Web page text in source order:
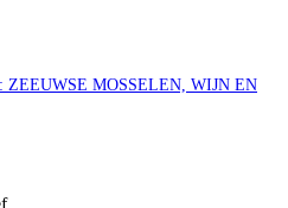
MOSSELEN, WIJN EN